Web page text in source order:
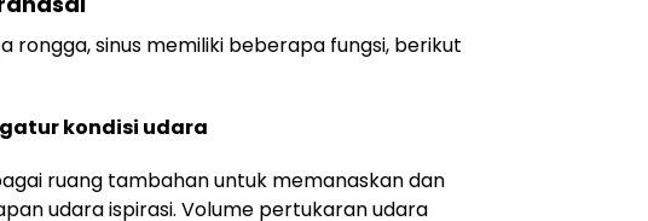
rongga, sinus memiliki beberapa fungsi, berikut
kondisi udara
ruang tambahan untuk memanaskan dan
udara ispirasi. Volume pertukaran udara